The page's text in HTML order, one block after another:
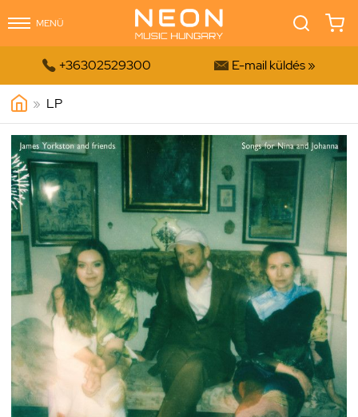
MENÜ
 +36302529300  E-mail küldés »
» LP